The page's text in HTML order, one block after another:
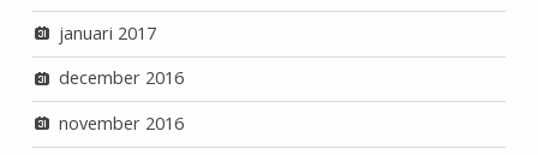
januari 2017
december 2016
november 2016